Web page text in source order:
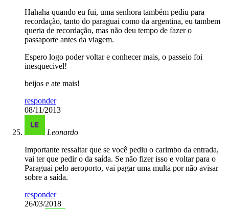
Hahaha quando eu fui, uma senhora também pediu para
recordação, tanto do paraguai como da argentina, eu tambem
queria de recordação, mas não deu tempo de fazer o
passaporte antes da viagem.
Espero logo poder voltar e conhecer mais, o passeio foi
inesquecivel!
beijos e ate mais!
responder
08/11/2013
Leonardo
Importante ressaltar que se você pediu o carimbo da entrada,
vai ter que pedir o da saída. Se não fizer isso e voltar para o
Paraguai pelo aeroporto, vai pagar uma multa por não avisar
sobre a saída.
responder
26/03/2018